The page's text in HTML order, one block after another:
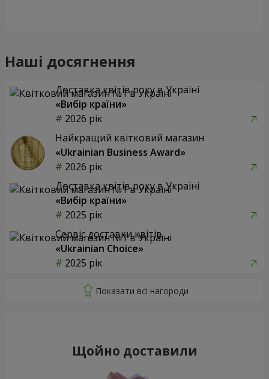
Наші досягнення
Доставка квітів року в Україні
«Вибір країни»
2026 рік
Найкращий квітковий магазин
«Ukrainian Business Award»
2026 рік
Доставка квітів року в Україні
«Вибір країни»
2025 рік
Сервіс доставки квітів
«Ukrainian Choice»
2025 рік
Щойно доставили